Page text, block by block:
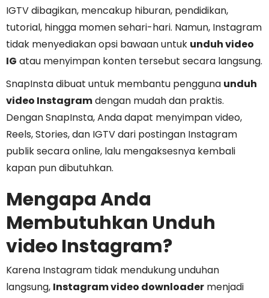
IGTV dibagikan, mencakup hiburan, pendidikan,
tutorial, hingga momen sehari-hari. Namun, Instagram
tidak menyediakan opsi bawaan untuk unduh video
IG atau menyimpan konten tersebut secara langsung.
SnapInsta dibuat untuk membantu pengguna unduh
video Instagram dengan mudah dan praktis.
Dengan SnapInsta, Anda dapat menyimpan video,
Reels, Stories, dan IGTV dari postingan Instagram
publik secara online, lalu mengaksesnya kembali
kapan pun dibutuhkan.
Mengapa Anda
Membutuhkan Unduh
video Instagram?
Karena Instagram tidak mendukung unduhan
langsung, Instagram video downloader menjadi